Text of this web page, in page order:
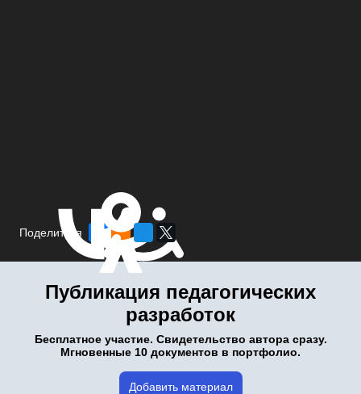
Поделиться
Публикация педагогических
разработок
Бесплатное участие. Свидетельство автора сразу.
Мгновенные 10 документов в портфолио.
Добавить материал